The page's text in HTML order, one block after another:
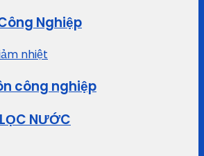
Nghiệp
nhiệt
công nghiệp
NƯỚC